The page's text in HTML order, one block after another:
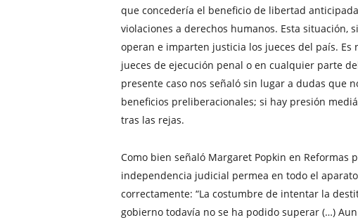
que concedería el beneficio de libertad
violaciones a derechos humanos. Esta
operan e imparten justicia los jueces del país. Es
jueces de ejecución penal o en cualquier parte
presente caso nos señaló sin lugar a dudas que
beneficios preliberacionales; si hay presión
tras las rejas.
Como bien señaló Margaret Popkin en Reformas
independencia judicial permea en todo el
correctamente: “La costumbre de intentar la
gobierno todavía no se ha podido superar (…)